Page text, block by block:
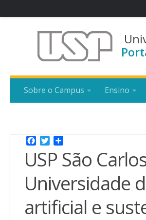
Sobre o Campus Ensino
Facebook
Twitter
USP São
Universidade
artificial e